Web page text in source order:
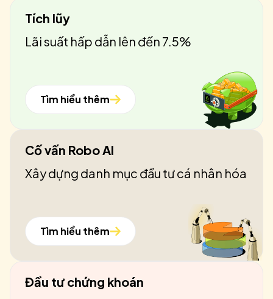
Tích lũy
Lãi suất hấp dẫn lên đến 7.5%
Tìm hiểu thêm
Cố vấn Robo AI
Xây dựng danh mục đầu tư cá nhân hóa
Tìm hiểu thêm
Đầu tư chứng khoán